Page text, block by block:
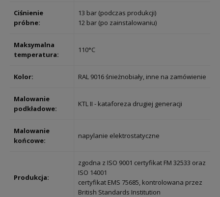
Ciśnienie
próbne:
13 bar (podczas produkcji)
12 bar (po zainstalowaniu)
Maksymalna
temperatura:
110°C
Kolor: RAL 9016 śnieżnobiały, inne na zamówienie
Malowanie
podkładowe:
KTL II - kataforeza drugiej generacji
Malowanie
końcowe:
napylanie elektrostatyczne
Produkcja:
zgodna z ISO 9001 certyfikat FM 32533 oraz
ISO 14001
certyfikat EMS 75685, kontrolowana przez
British Standards Institution